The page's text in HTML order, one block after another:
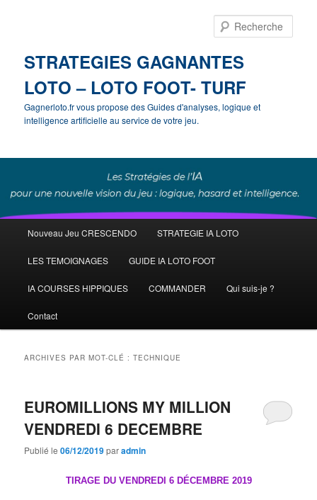
STRATEGIES GAGNANTES
LOTO – LOTO FOOT- TURF
Gagnerloto.fr vous propose des Guides d'analyses, logique et
intelligence artificielle au service de votre jeu.
principal
Aller
au
contenu
Aller
au
contenu
Nouveau Jeu CRESCENDO STRATEGIE IA LOTO
LES TEMOIGNAGES GUIDE IA LOTO FOOT
IA COURSES HIPPIQUES COMMANDER Qui suis-je ?
Contact
ARCHIVES PAR MOT-CLÉ :TECHNIQUE
EUROMILLIONS MY MILLION
VENDREDI 6 DECEMBRE
Publié le06/12/2019paradmin
TIRAGE DU VENDREDI 6 DÉCEMBRE 2019